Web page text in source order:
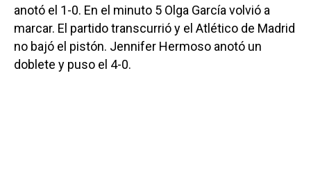
anotó el 1-0. En el minuto 5 Olga García volvió a
marcar. El partido transcurrió y el Atlético de Madrid
no bajó el pistón. Jennifer Hermoso anotó un
doblete y puso el 4-0.